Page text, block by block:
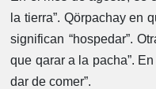
la tierra”. Qörpachay en
significan “hospedar”.
que qarar a la pacha”.
dar de comer”.